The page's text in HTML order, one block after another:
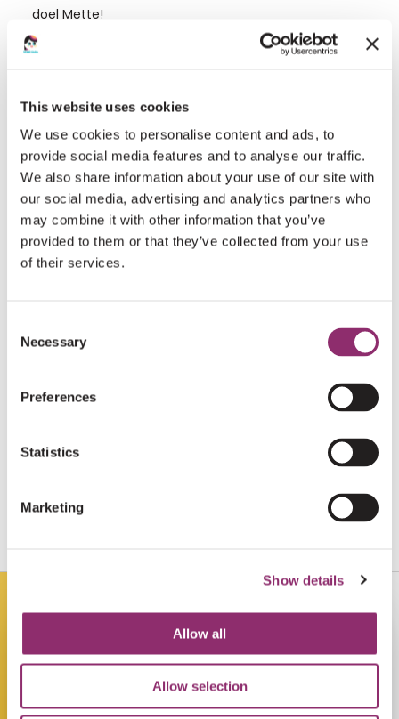
This website uses cookies
We use cookies to personalise content and ads, to
provide social media features and to analyse our traffic.
We also share information about your use of our site with
our social media, advertising and analytics partners who
may combine it with other information that you’ve
provided to them or that they’ve collected from your use
of their services.
Selection
Necessary
Preferences
Statistics
Marketing
Show details
Allow all
Allow selection
doel Mette!
Liefs Lisa
ANONIEM €5
Wat goed dat je dit doet Mette! Groetjes Rosie en
Thomas
Succes topper
JORIS VAN DER VLUGT €10
Succes Mette,
€10